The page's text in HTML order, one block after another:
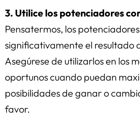
3. Utilice los potenciadores
Pensatermos, los
significativamente el resultado
Asegúrese de utilizarlos en los
oportunos cuando puedan
posibilidades de ganar o
favor.